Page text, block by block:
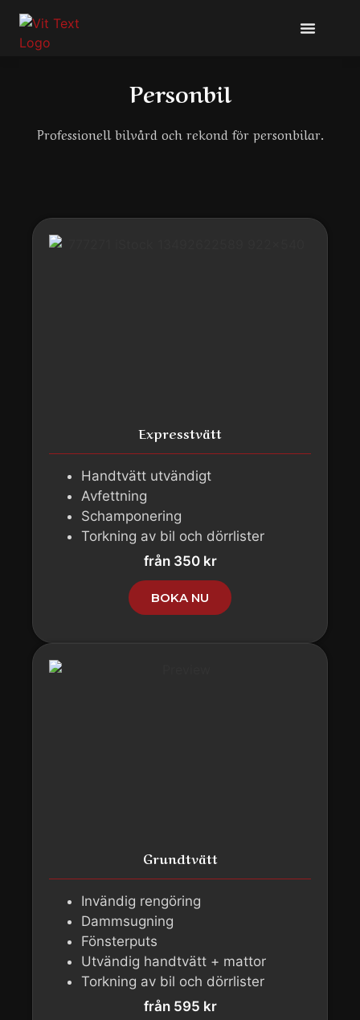
Personbil
Professionell bilvård och rekond för personbilar.
Expresstvätt
Handtvätt utvändigt
Avfettning
Schamponering
Torkning av bil och dörrlister
från 350 kr
BOKA NU
Grundtvätt
Invändig rengöring
Dammsugning
Fönsterputs
Utvändig handtvätt + mattor
Torkning av bil och dörrlister
från 595 kr